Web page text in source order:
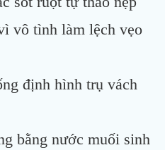
vô tình làm lệch vẹo
định hình trụ vách
bằng nước muối sinh